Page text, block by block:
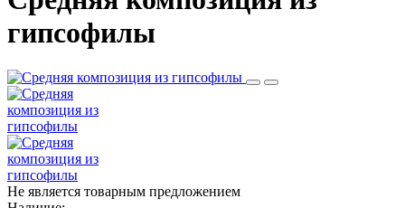
гипсофилы
Не является товарным предложением